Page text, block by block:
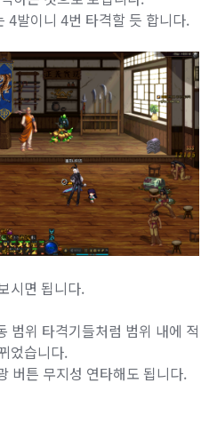
4발이니 4번 타격할 듯 합니다.
시면 됩니다.
범위 타격기들처럼 범위 내에 적
었습니다.
버튼 무지성 연타해도 됩니다.